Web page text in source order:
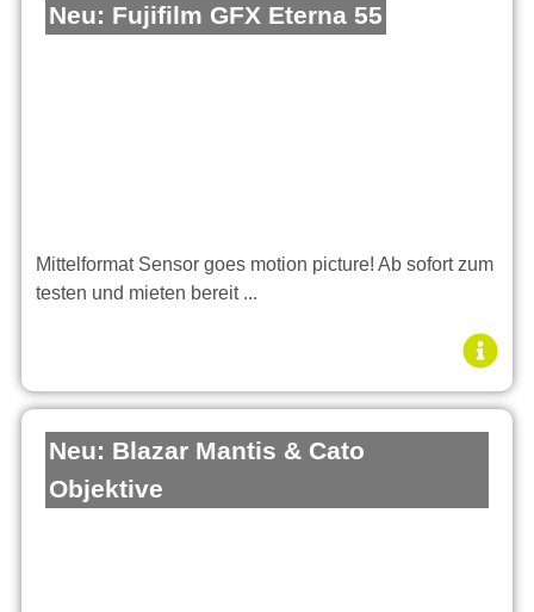
Neu: Fujifilm GFX Eterna 55
Mittelformat Sensor goes motion picture! Ab sofort zum
testen und mieten bereit ...
Neu: Blazar Mantis & Cato
Objektive